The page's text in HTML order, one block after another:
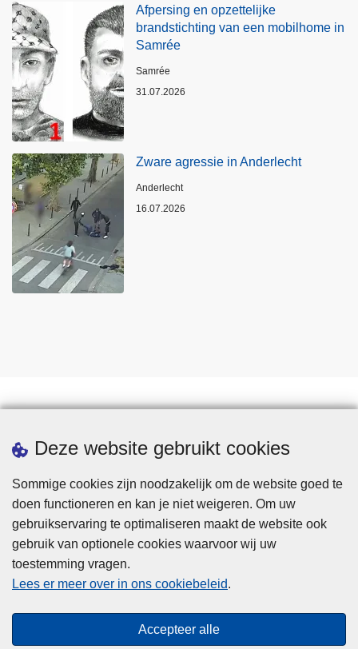
Deze website gebruikt cookies
Sommige cookies zijn noodzakelijk om de website goed te
doen functioneren en kan je niet weigeren. Om uw
gebruikservaring te optimaliseren maakt de website ook
gebruik van optionele cookies waarvoor wij uw
toestemming vragen.
Lees er meer over in ons cookiebeleid.
Accepteer alle
Afpersing en opzettelijke
brandstichting van een mobilhome in
Samrée
Plaats
Samrée
31.07.2026
Zware agressie in Anderlecht
Plaats
Anderlecht
16.07.2026
Privacy
Cookies
Toegankelijkheid